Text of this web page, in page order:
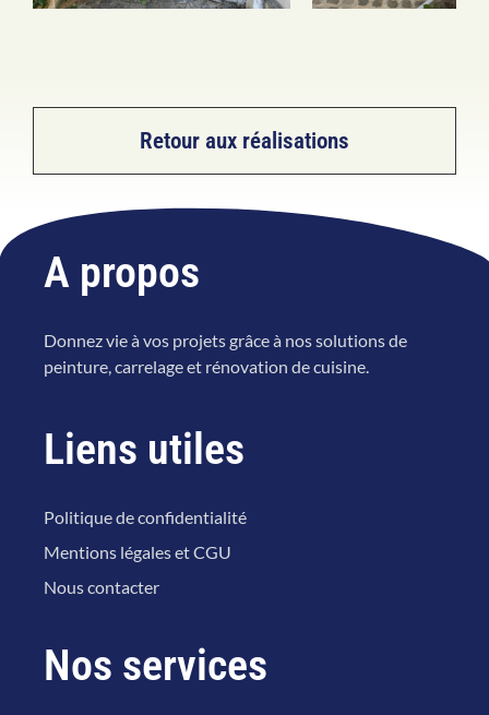
Retour aux réalisations
A propos
Donnez vie à vos projets grâce à nos solutions de
peinture, carrelage et rénovation de cuisine.
Liens utiles
Politique de confidentialité
Mentions légales et CGU
Nous contacter
Nos services